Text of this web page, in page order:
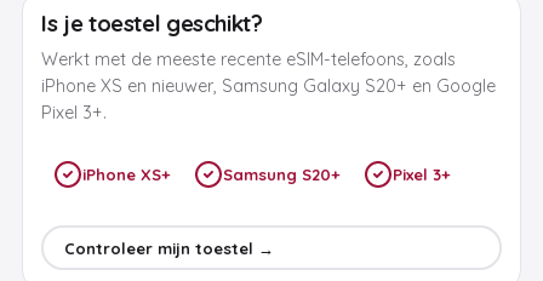
Is je toestel geschikt?
Werkt met de meeste recente eSIM-telefoons, zoals
iPhone XS en nieuwer, Samsung Galaxy S20+ en Google
Pixel 3+.
iPhone XS+ Samsung S20+ Pixel 3+
Controleer mijn toestel →